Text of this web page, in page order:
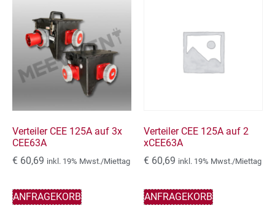
Verteiler CEE 125A auf 3x
CEE63A
€ 60,69 inkl. 19% Mwst./Miettag
ANFRAGEKORB
Verteiler CEE 125A auf 2
xCEE63A
€ 60,69 inkl. 19% Mwst./Miettag
ANFRAGEKORB